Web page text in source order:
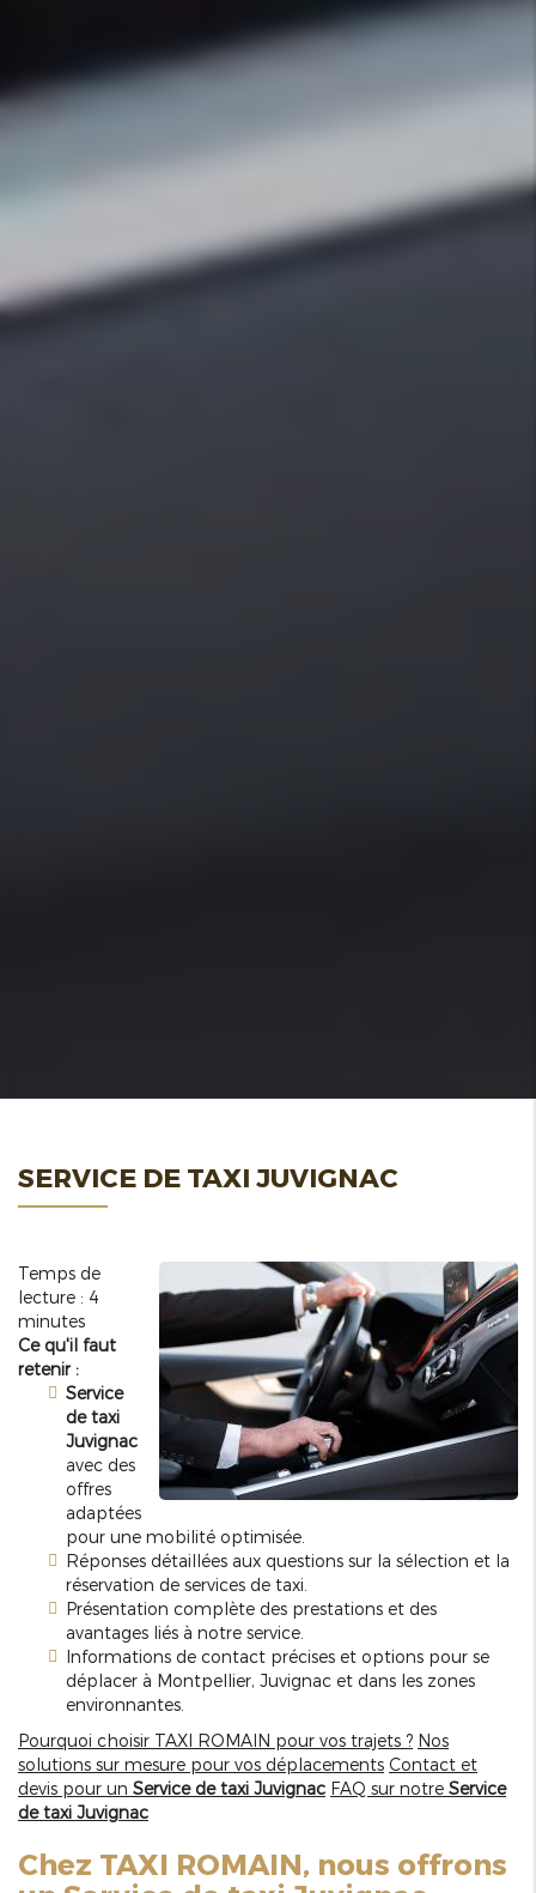
SERVICE DE TAXI JUVIGNAC
Temps de
lecture : 4
minutes
Ce qu'il faut
retenir :
Service
de taxi
Juvignac
avec des
offres
adaptées
pour une mobilité optimisée.
Réponses détaillées aux questions sur la sélection et la
réservation de services de taxi.
Présentation complète des prestations et des
avantages liés à notre service.
Informations de contact précises et options pour se
déplacer à Montpellier, Juvignac et dans les zones
environnantes.
Pourquoi choisir TAXI ROMAIN pour vos trajets ? Nos
solutions sur mesure pour vos déplacements Contact et
devis pour un Service de taxi Juvignac FAQ sur notre Service
de taxi Juvignac
Chez TAXI ROMAIN, nous offrons